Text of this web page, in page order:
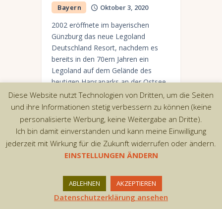
Bayern Oktober 3, 2020
2002 eröffnete im bayerischen
Günzburg das neue Legoland
Deutschland Resort, nachdem es
bereits in den 70ern Jahren ein
Legoland auf dem Gelände des
heutigen Hansaparks an der Ostsee
gab. Der…
Copyright © 2026 by AxiomThemes. All rights
reserved.
Diese Website nutzt Technologien von Dritten, um die Seiten
und ihre Informationen stetig verbessern zu können (keine
personalisierte Werbung, keine Weitergabe an Dritte).
Ich bin damit einverstanden und kann meine Einwilligung
jederzeit mit Wirkung für die Zukunft widerrufen oder ändern.
EINSTELLUNGEN ÄNDERN
ABLEHNEN AKZEPTIEREN
Datenschutzerklärung ansehen